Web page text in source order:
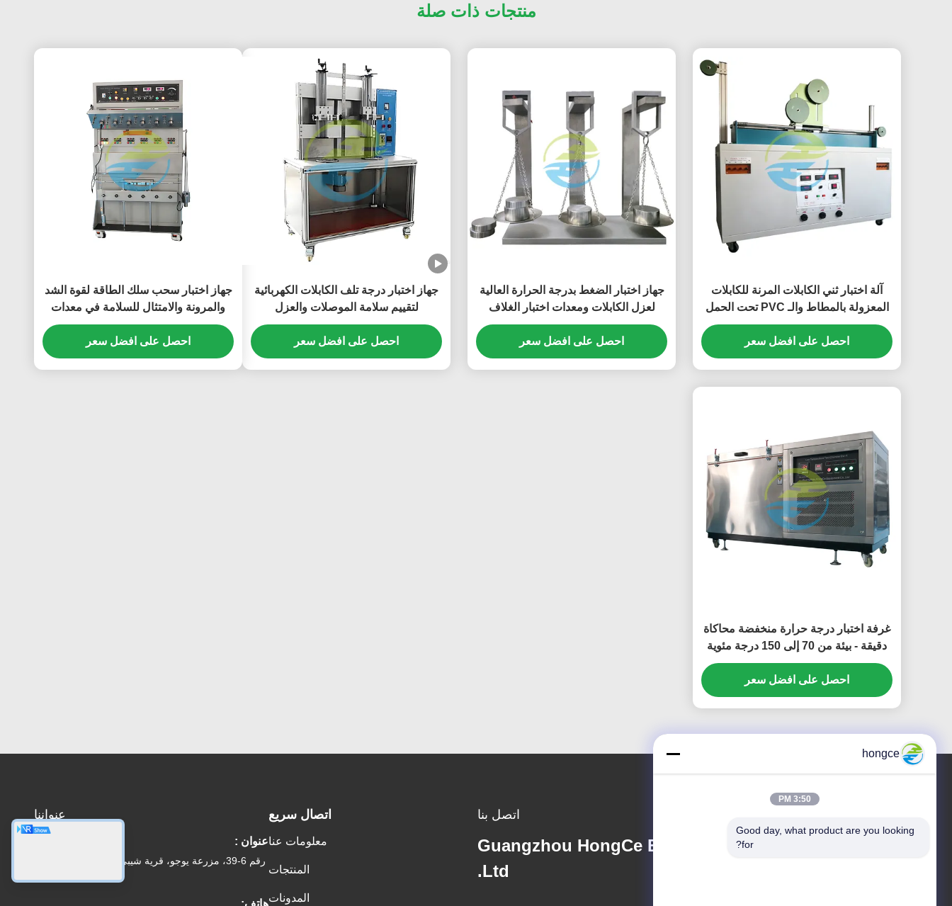
منتجات ذات صلة
آلة اختبار ثني الكابلات المرنة للكابلات
المعزولة بالمطاط والـ PVC تحت الحمل
الحالي | معدات اختبار الكابلات الديناميكية
احصل على افضل سعر
جهاز اختبار الضغط بدرجة الحرارة العالية
لعزل الكابلات ومعدات اختبار الغلاف
احصل على افضل سعر
جهاز اختبار درجة تلف الكابلات الكهربائية
لتقييم سلامة الموصلات والعزل
احصل على افضل سعر
جهاز اختبار سحب سلك الطاقة لقوة الشد
والمرونة والامتثال للسلامة في معدات
اختبار الكابلات
احصل على افضل سعر
غرفة اختبار درجة حرارة منخفضة محاكاة
دقيقة - بيئة من 70 إلى 150 درجة مئوية
معدات اختبار الكابلات المهنية
احصل على افضل سعر
اتصل بنا
Guangzhou HongCe Equipment Co.,
Ltd.
اتصال سريع
معلومات عنا
المنتجات
المدونات
عنواننا
عنوان :
منطقة بانيو، قوانغتشو
هاتف:
hongce
3:50 PM
Good day, what product are you looking
for?